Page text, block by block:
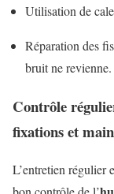
Utilisation de
Réparation des
bruit ne revienne.
Contrôle
fixations et
L’entretien régulier